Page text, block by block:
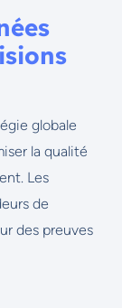
globale
la qualité
Les
de
des preuves